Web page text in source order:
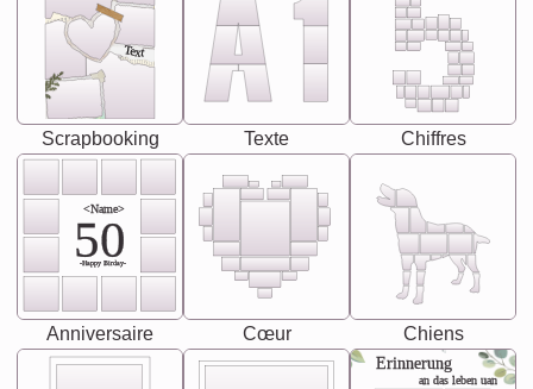
Text
Scrapbooking Texte Chiffres
<Name>
50
-Happy Birday-
Anniversaire Cœur Chiens
Erinnerung
an das leben uan